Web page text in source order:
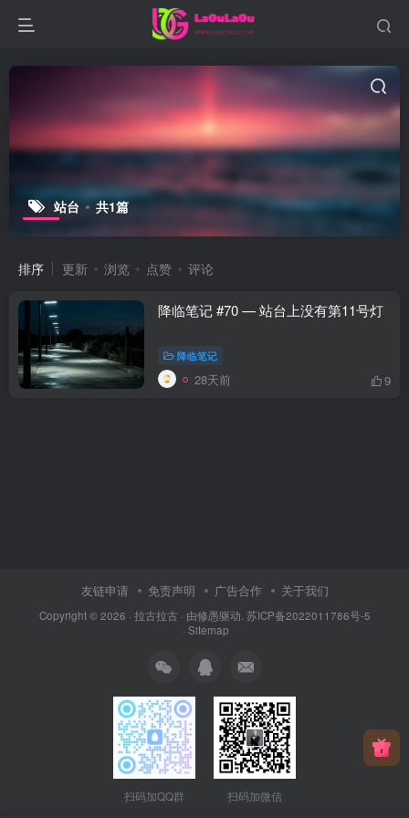
站台 共1篇
排序 更新 浏览 点赞 评论
降临笔记 #70 — 站台上没有第11号灯
降临笔记
28天前 9
友链申请 免责声明 广告合作 关于我们
Copyright © 2026 · 拉古拉古 · 由修愚驱动. 苏ICP备2022011786号-5
· Sitemap
扫码加QQ群 扫码加微信